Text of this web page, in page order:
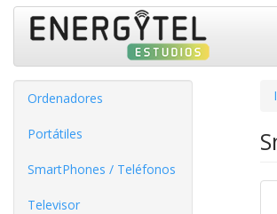
Ordenadores
Portátiles
SmartPhones / Teléfonos
Televisor